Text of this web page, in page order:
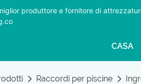
produttore e fornitore di
CASA
Raccordi per piscine